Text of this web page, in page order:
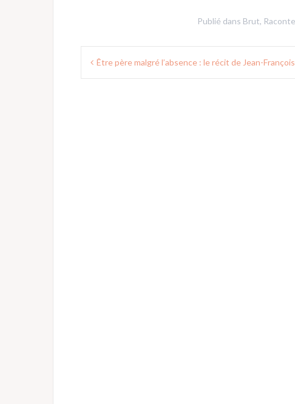
Publié dans Brut,
Navigation
Être père malgré l’absence : le récit de Jean-François